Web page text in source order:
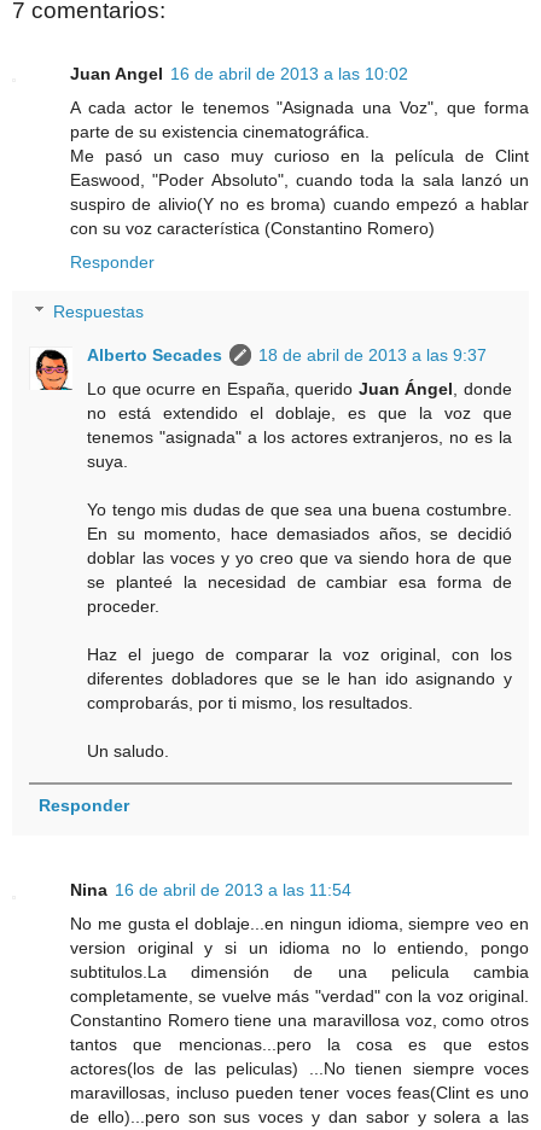
7 comentarios:
Juan Angel 16 de abril de 2013 a las 10:02
A cada actor le tenemos "Asignada una Voz", que forma
parte de su existencia cinematográfica.
Me pasó un caso muy curioso en la película de Clint
Easwood, "Poder Absoluto", cuando toda la sala lanzó un
suspiro de alivio(Y no es broma) cuando empezó a hablar
con su voz característica (Constantino Romero)
Responder
Respuestas
Alberto Secades
18 de abril de 2013 a las 9:37
Lo que ocurre en España, querido Juan Ángel , donde
no está extendido el doblaje, es que la voz que
tenemos "asignada" a los actores extranjeros, no es la
suya.
Yo tengo mis dudas de que sea una buena costumbre.
En su momento, hace demasiados años, se decidió
doblar las voces y yo creo que va siendo hora de que
se planteé la necesidad de cambiar esa forma de
proceder.
Haz el juego de comparar la voz original, con los
diferentes dobladores que se le han ido asignando y
comprobarás, por ti mismo, los resultados.
Un saludo.
Responder
Nina 16 de abril de 2013 a las 11:54
No me gusta el doblaje...en ningun idioma, siempre veo en
version original y si un idioma no lo entiendo, pongo
subtitulos.La dimensión de una pelicula cambia
completamente, se vuelve más "verdad" con la voz original.
Constantino Romero tiene una maravillosa voz, como otros
tantos que mencionas...pero la cosa es que estos
actores(los de las peliculas) ...No tienen siempre voces
maravillosas, incluso pueden tener voces feas(Clint es uno
de ello)...pero son sus voces y dan sabor y solera a las